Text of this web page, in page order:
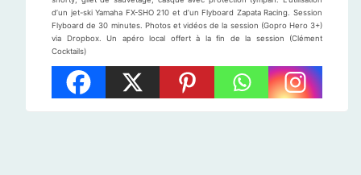
d’un jet-ski Yamaha FX-SHO 210 et d’un Flyboard Zapata Racing. Session
Flyboard de 30 minutes. Photos et vidéos de la session (Gopro Hero 3+)
via Dropbox. Un apéro local offert à la fin de la session (Clément
Cocktails)